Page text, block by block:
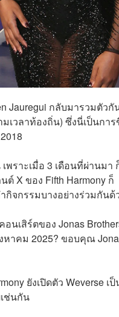
Jauregui กลับมารวมตัวกั
เวลาท้องถิ่น) ซึ่งนี่เป็นกา
ราะเมื่อ 3 เดือนที่ผ่านมา
X ของ Fifth Harmony ก็
กิจกรรมบางอย่างร่วมกันด้
นเสิร์ตของ Jonas
าคม 2025? ขอบคุณ
ยังเปิดตัว Weverse เป็
ช่นกัน